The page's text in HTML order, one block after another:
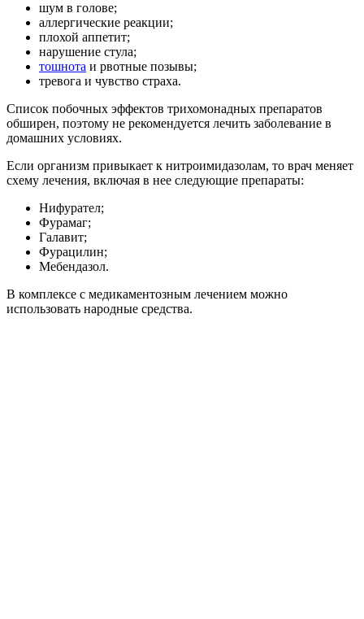
шум в голове;
аллергические реакции;
плохой аппетит;
нарушение стула;
тошнота и рвотные позывы;
тревога и чувство страха.
Список побочных эффектов трихомонадных препаратов
обширен, поэтому не рекомендуется лечить заболевание в
домашних условиях.
Если организм привыкает к нитроимидазолам, то врач меняет
схему лечения, включая в нее следующие препараты:
Нифурател;
Фурамаг;
Галавит;
Фурацилин;
Мебендазол.
В комплексе с медикаментозным лечением можно
использовать народные средства.